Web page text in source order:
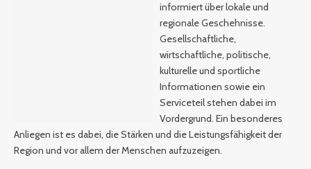
informiert über lokale und
regionale Geschehnisse.
Gesellschaftliche,
wirtschaftliche, politische,
kulturelle und sportliche
Informationen sowie ein
Serviceteil stehen dabei im
Vordergrund. Ein besonderes
Anliegen ist es dabei, die Stärken und die Leistungsfähigkeit der
Region und vor allem der Menschen aufzuzeigen.